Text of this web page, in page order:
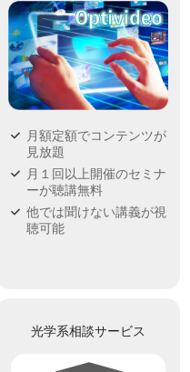
月額定額でコンテンツが
見放題
月１回以上開催のセミナ
ーが聴講無料
他では聞けない講義が視
聴可能
光学系相談サービス